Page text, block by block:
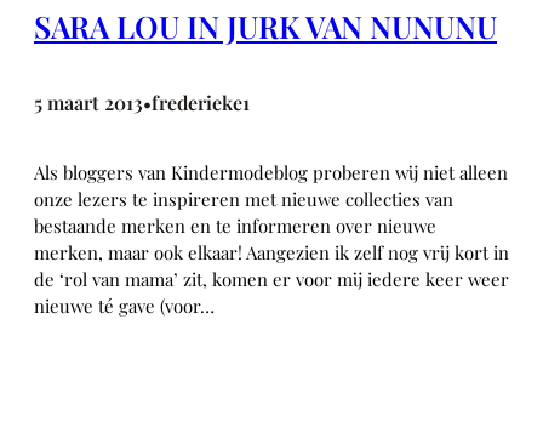
SARA LOU IN JURK VAN NUNUNU
5 maart 2013•frederieke1
Als bloggers van Kindermodeblog proberen wij niet alleen
onze lezers te inspireren met nieuwe collecties van
bestaande merken en te informeren over nieuwe
merken, maar ook elkaar! Aangezien ik zelf nog vrij kort in
de ‘rol van mama’ zit, komen er voor mij iedere keer weer
nieuwe té gave (voor…